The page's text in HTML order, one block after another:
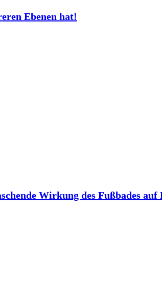
Ebenen hat!
Wirkung des Fußbades